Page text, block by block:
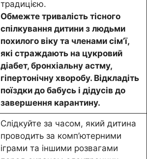
традицією.
Обмежте тривалість тісного
спілкування дитини з людьми
похилого віку та членами сім’ї,
які страждають на цукровий
діабет, бронхіальну астму,
гіпертонічну хворобу. Відкладіть
поїздки до бабусь і дідусів до
завершення карантину.
Слідкуйте за часом, який дитина
проводить за комп’ютерними
іграми та іншими розвагами